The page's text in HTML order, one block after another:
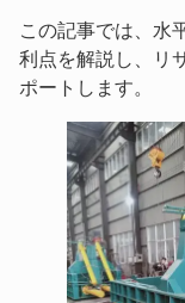
この記事では、水
利点を解説し、リ
ポートします。